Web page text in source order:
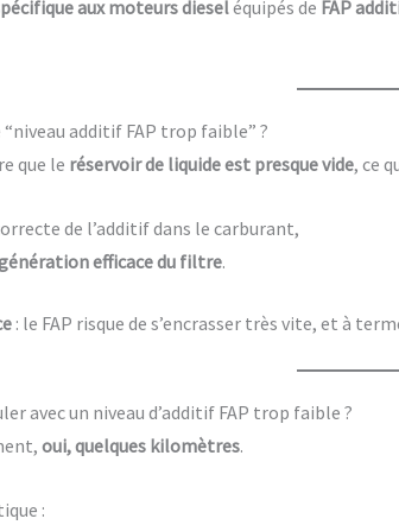
aux moteurs dieseléquipés de FAP
additif FAP trop faible” ?
que le réservoir de liquide est presque vide, ce
de l’additif dans le carburant,
efficace du filtre.
: le FAP risque de s’encrasser très vite, et à
avec un niveau d’additif FAP trop faible ?
oui, quelques kilomètres.
: